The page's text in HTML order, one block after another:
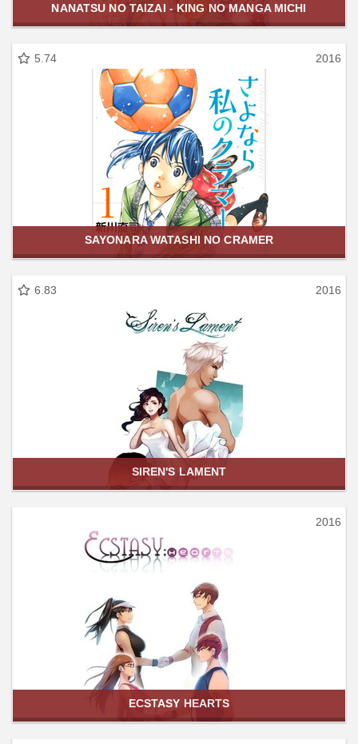
NANATSU NO TAIZAI - KING NO MANGA MICHI
5.74 2016
SAYONARA WATASHI NO CRAMER
6.83 2016
SIREN'S LAMENT
2016
ECSTASY HEARTS